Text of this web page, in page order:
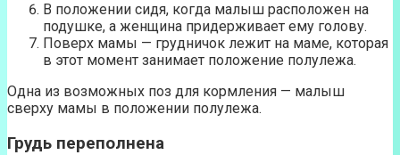
В положении сидя, когда малыш расположен на
подушке, а женщина придерживает ему голову.
Поверх мамы — грудничок лежит на маме, которая
в этот момент занимает положение полулежа.
Одна из возможных поз для кормления — малыш
сверху мамы в положении полулежа.
Грудь переполнена